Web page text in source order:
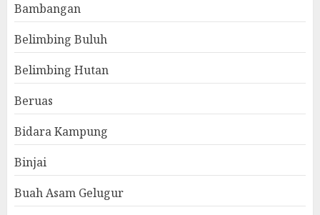
Bambangan
Belimbing Buluh
Belimbing Hutan
Beruas
Bidara Kampung
Binjai
Buah Asam Gelugur